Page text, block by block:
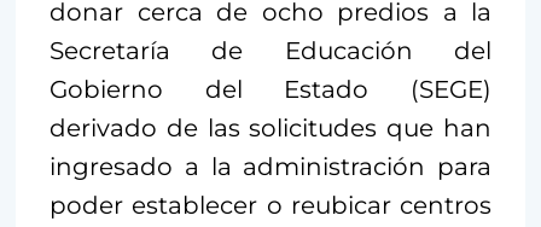
donar cerca de ocho predios a la
Secretaría de Educación del
Gobierno del Estado (SEGE)
derivado de las solicitudes que han
ingresado a la administración para
poder establecer o reubicar centros